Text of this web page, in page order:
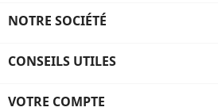
NOTRE SOCIÉTÉ
CONSEILS UTILES
VOTRE COMPTE